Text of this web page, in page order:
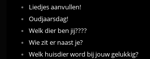
Liedjes aanvullen!
Oudjaarsdag!
Welk dier ben jij????
Wie zit er naast je?
Welk huisdier word bij jouw gelukkig?